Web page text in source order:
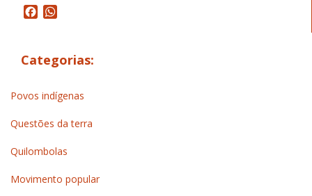
Facebook
Categorias:
Povos indígenas
Questões da terra
Quilombolas
Movimento popular